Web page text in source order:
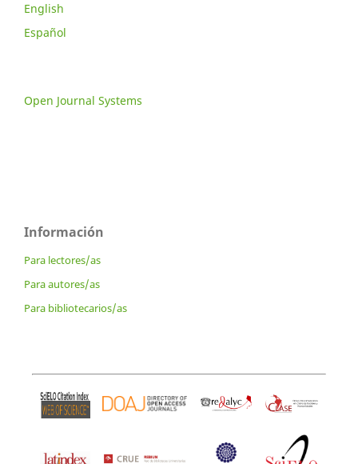
English
Español
Open Journal Systems
Información
Para lectores/as
Para autores/as
Para bibliotecarios/as